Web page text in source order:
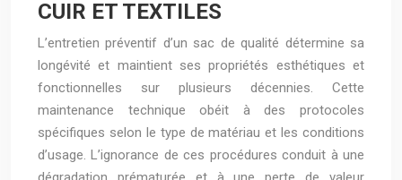
CUIR ET TEXTILES
L’entretien préventif d’un sac de qualité détermine sa
longévité et maintient ses propriétés esthétiques et
fonctionnelles sur plusieurs décennies. Cette
maintenance technique obéit à des protocoles
spécifiques selon le type de matériau et les conditions
d’usage. L’ignorance de ces procédures conduit à une